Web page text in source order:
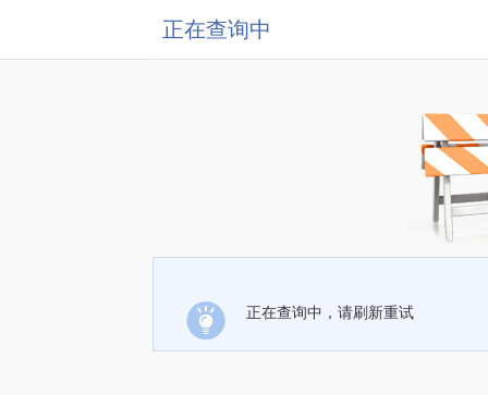
正在查询中
正在查询中，请刷新重试